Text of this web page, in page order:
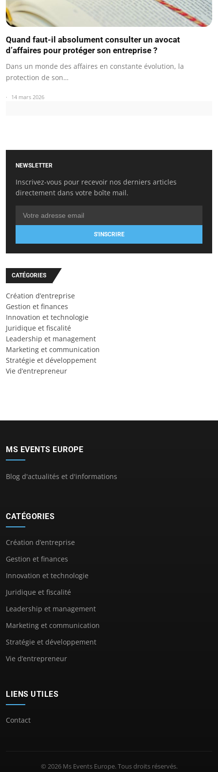
Quand faut-il absolument consulter un avocat
d’affaires pour protéger son entreprise ?
Dans un monde des affaires en constante évolution, la
protection de son…
14 mars 2026
NEWSLETTER
Inscrivez-vous pour recevoir nos derniers articles
directement dans votre boîte mail.
S'INSCRIRE
CATÉGORIES
Création d’entreprise
Gestion et finances
Innovation et technologie
Juridique et fiscalité
Leadership et management
Marketing et communication
Stratégie et développement
Vie d’entrepreneur
MS EVENTS EUROPE
Blog d'actualités et d'informations
CATÉGORIES
Création d’entreprise
Gestion et finances
Innovation et technologie
Juridique et fiscalité
Leadership et management
Marketing et communication
Stratégie et développement
Vie d’entrepreneur
LIENS UTILES
Contact
© 2026 Ms Events Europe. Tous droits réservés.